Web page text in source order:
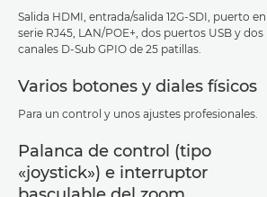
Salida HDMI, entrada/salida 12G-SDI, puerto en
serie RJ45, LAN/POE+, dos puertos USB y dos
canales D-Sub GPIO de 25 patillas.
Varios botones y diales físicos
Para un control y unos ajustes profesionales.
Palanca de control (tipo
«joystick») e interruptor